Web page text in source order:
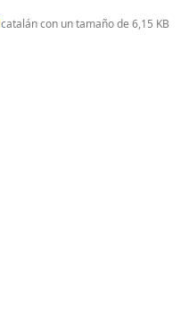
catalán con un tamaño de 6,15 KB